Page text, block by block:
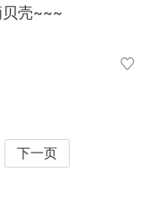
贝壳~~~
下一页